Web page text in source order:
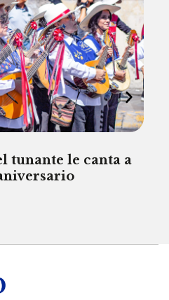
tunante le canta a